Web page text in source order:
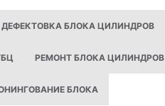
ДЕФЕКТОВКА БЛОКА ЦИЛИНДРОВ
РЕМОНТ БЛОКА ЦИЛИНДРОВ
БЛОКА